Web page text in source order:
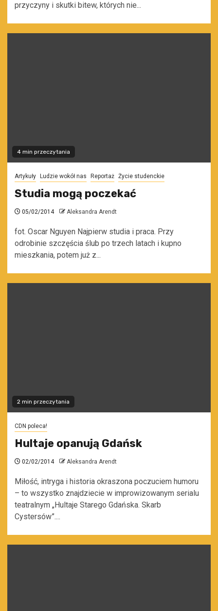
przyczyny i skutki bitew, których nie...
4 min przeczytania
Artykuły Ludzie wokół nas Reportaż Życie studenckie
Studia mogą poczekać
05/02/2014 Aleksandra Arendt
fot. Oscar Nguyen Najpierw studia i praca. Przy
odrobinie szczęścia ślub po trzech latach i kupno
mieszkania, potem już z...
2 min przeczytania
CDN poleca!
Hultaje opanują Gdańsk
02/02/2014 Aleksandra Arendt
Miłość, intryga i historia okraszona poczuciem humoru
– to wszystko znajdziecie w improwizowanym serialu
teatralnym „Hultaje Starego Gdańska. Skarb
Cystersów”....